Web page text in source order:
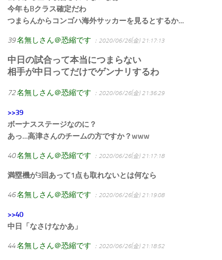
今年もBクラス確定だわ
つまらんからコンゴハ海外サッカーを見るとするか…
39名無しさん＠恐縮です ：2020/06/26(金) 21:17:13
中日の試合って本当につまらない
相手が中日ってだけでゲンナリするわ
72名無しさん＠恐縮です ：2020/06/26(金) 21:36:29
>>39
ボーナスステージなのに？
あっ…高津さんのチームの方ですか？www
40名無しさん＠恐縮です ：2020/06/26(金) 21:17:18
満塁機が3回あって1点も取れないとは何なら
46名無しさん＠恐縮です ：2020/06/26(金) 21:19:08
>>40
中日「なさけなかあ」
44名無しさん＠恐縮です ：2020/06/26(金) 21:18:52